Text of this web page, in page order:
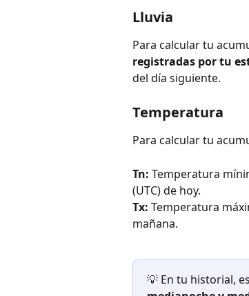
Lluvia
Para calcular tu
registradas por tu
del día siguiente.
Temperatura
Para calcular tu
Tn: Temperatura
(UTC) de hoy.
Tx: Temperatura
mañana.
💡 En tu historial,